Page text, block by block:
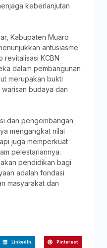
keberlanjutan
Kabupaten Muaro
antusiasme
revitalisasi KCBN
dalam pembangunan
merupakan bukti
budaya dan
dan pengembangan
mengangkat nilai
juga memperkuat
pelestariannya.
pendidikan bagi
adalah fondasi
masyarakat dan
LinkedIn Pinterest